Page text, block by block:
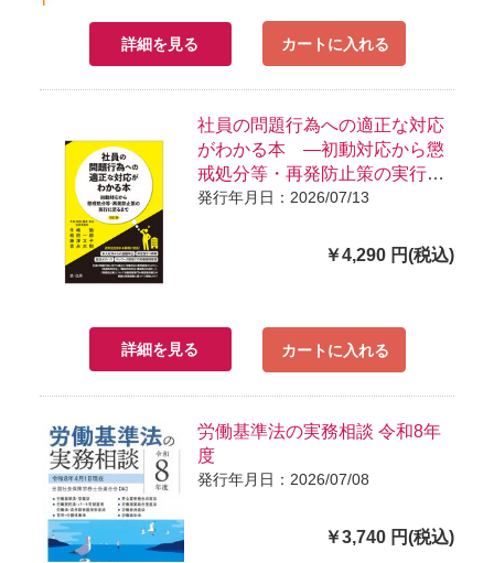
詳細を見る カートに入れる
社員の問題行為への適正な対応
がわかる本 ―初動対応から懲
戒処分等・再発防止策の実行に
至るま で― 改訂版
発行年月日：2026/07/13
￥4,290 円(税込)
詳細を見る カートに入れる
労働基準法の実務相談 令和8年
度
発行年月日：2026/07/08
￥3,740 円(税込)